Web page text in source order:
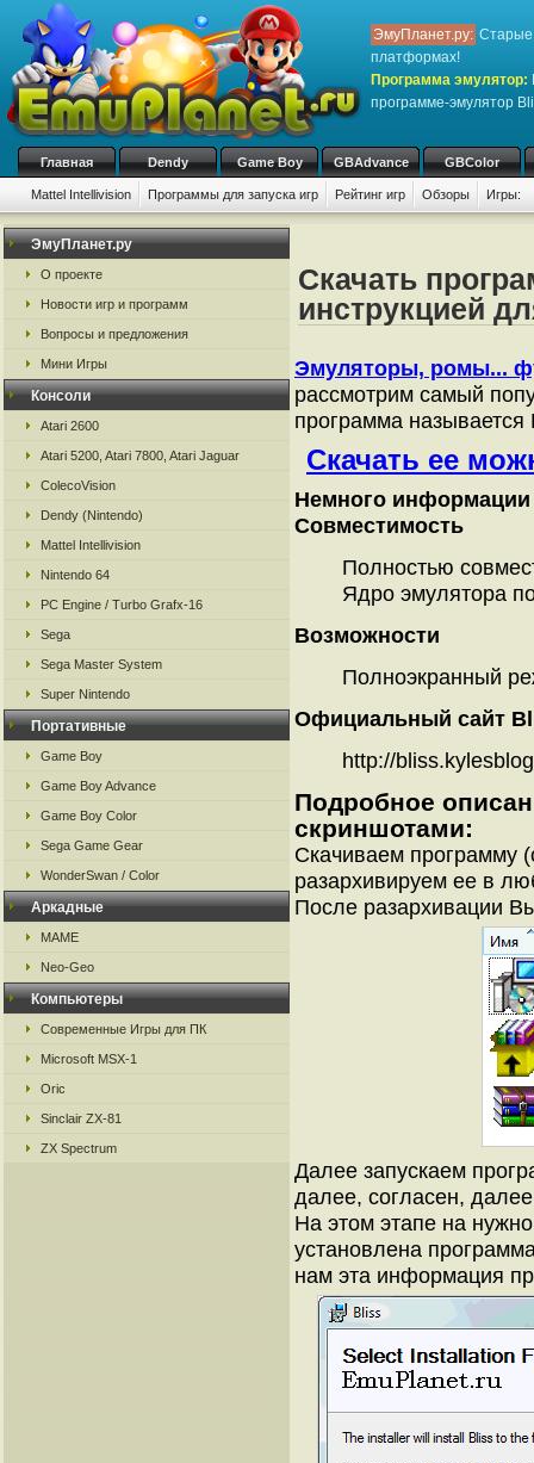
ЭмуПланет.ру: Старые
платформах!
Программа эмулятор:
программе-эмулятор
Главная Dendy Game Boy GBAdvance GBColor
Mattel Intellivision Программы для запуска игр Рейтинг игр Обзоры Игры:
ЭмуПланет.ру
О проекте
Новости игр и программ
Вопросы и предложения
Мини Игры
Консоли
Atari 2600
Atari 5200, Atari 7800, Atari Jaguar
ColecoVision
Dendy (Nintendo)
Mattel Intellivision
Nintendo 64
PC Engine / Turbo Grafx-16
Sega
Sega Master System
Super Nintendo
Портативные
Game Boy
Game Boy Advance
Game Boy Color
Sega Game Gear
WonderSwan / Color
Аркадные
MAME
Neo-Geo
Компьютеры
Современные Игры для ПК
Microsoft MSX-1
Oric
Sinclair ZX-81
ZX Spectrum
Скачать
инструкцией
Эмуляторы, ромы...
рассмотрим самый
программа называется
Скачать ее
Немного
Совместимость
Полностью
Ядро эмулятора
Возможности
Полноэкранный
Официальный сайт
http://
Подробное
скриншотами:
Скачиваем программу
разархивируем ее в
После разархивации
Далее запускаем
далее, согласен,
На этом этапе на
установлена
нам эта информация